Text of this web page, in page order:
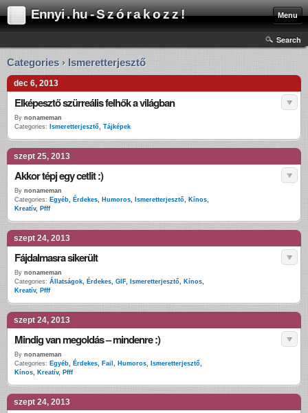
Ennyi . hu - S z ó r a k o z z ! Menu
Search
Categories › Ismeretterjesztő
dec 6, 2013
Elképesztő szürreális felhők a világban
By nonameman
Categories:
Ismeretterjesztő, Tájképek
szept 25, 2013
Akkor tépj egy cetlit :)
By nonameman
Categories: Egyéb, Érdekes, Humoros, Ismeretterjesztő, Kínos,
Kreatív, Pfff
szept 24, 2013
Fájdalmasra sikerült
By nonameman
Categories: Állatságok, Érdekes, GIF, Ismeretterjesztő, Kínos,
Kreatív, Pfff
szept 24, 2013
Mindig van megoldás – mindenre :)
By nonameman
Categories: Egyéb, Érdekes, Fail , Humoros, Ismeretterjesztő,
Kínos, Kreatív, Pfff
szept 24, 2013